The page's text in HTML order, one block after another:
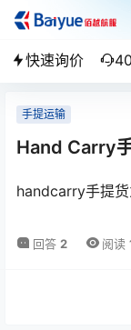
快速询价
手提运输
Hand Carry
handcarry手提
回答 2 阅读